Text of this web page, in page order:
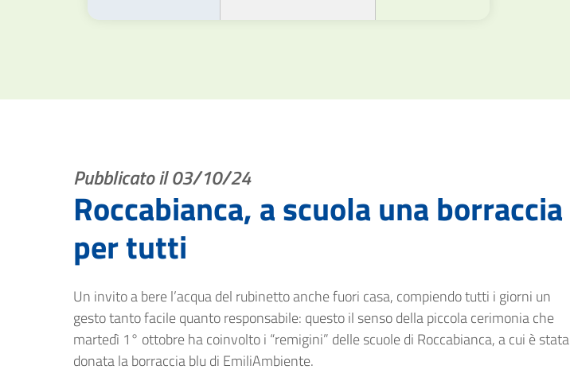
Pubblicato il 03/10/24
Roccabianca, a scuola una borraccia
per tutti
Un invito a bere l’acqua del rubinetto anche fuori casa, compiendo tutti i giorni un
gesto tanto facile quanto responsabile: questo il senso della piccola cerimonia che
martedì 1° ottobre ha coinvolto i “remigini” delle scuole di Roccabianca, a cui è stata
donata la borraccia blu di EmiliAmbiente.